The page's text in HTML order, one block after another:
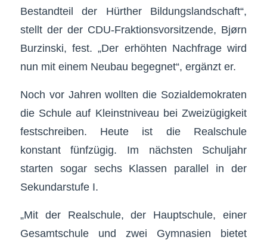
Bestandteil der Hürther Bildungslandschaft“,
stellt der der CDU-Fraktionsvorsitzende, Bjørn
Burzinski, fest. „Der erhöhten Nachfrage wird
nun mit einem Neubau begegnet“, ergänzt er.
Noch vor Jahren wollten die Sozialdemokraten
die Schule auf Kleinstniveau bei Zweizügigkeit
festschreiben. Heute ist die Realschule
konstant fünfzügig. Im nächsten Schuljahr
starten sogar sechs Klassen parallel in der
Sekundarstufe I.
„Mit der Realschule, der Hauptschule, einer
Gesamtschule und zwei Gymnasien bietet